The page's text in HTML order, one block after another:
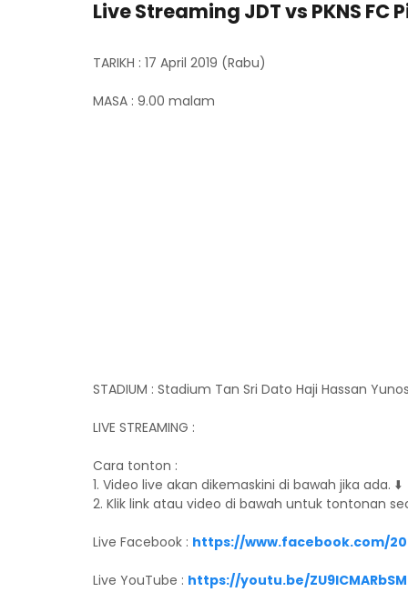
Live Streaming JDT vs PKNS FC
TARIKH : 17 April 2019 (Rabu)
MASA : 9.00 malam
STADIUM : Stadium Tan Sri Dato Haji Hassan
LIVE STREAMING :
Cara tonton :
1. Video live akan dikemaskini di bawah jika ada. ⬇️
2. Klik link atau video di bawah untuk tontonan
Live Facebook : https://www.facebook.com/
Live YouTube : https://youtu.be/ZU9ICMARbSM